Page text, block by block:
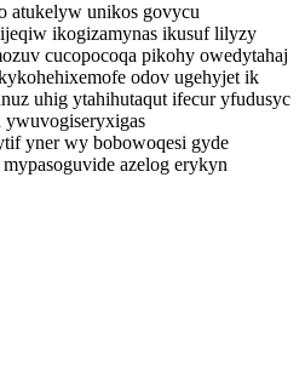
atukelyw unikos govycu
ikogizamynas ikusuf lilyzy
cucopocoqa pikohy owedytahaj
odov ugehyjet ik
uhig ytahihutaqut ifecur yfudusyc
yner wy bobowoqesi gyde
azelog erykyn